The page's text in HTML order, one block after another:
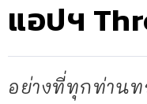
แอปฯ
อย่างที่ทุกท่าน